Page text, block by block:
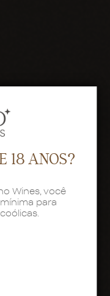
18 ANOS?
Wines, você
para